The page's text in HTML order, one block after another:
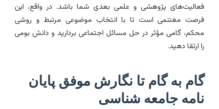
فعالیت‌های پژوهشی و علمی بعدی شما باشد. در واقع، این
فرصت مغتنمی است تا با انتخاب موضوعی مرتبط و روشی
محکم، گامی مؤثر در حل مسائل اجتماعی بردارید و دانش بومی
را ارتقا دهید.
گام به گام تا نگارش موفق پایان
نامه جامعه شناسی